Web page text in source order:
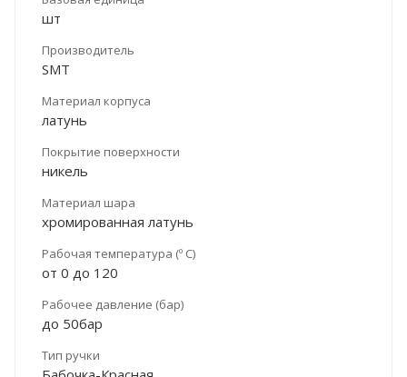
шт
Производитель
SMT
Материал корпуса
латунь
Покрытие поверхности
никель
Материал шара
хромированная латунь
Рабочая температура (º С)
от 0 до 120
Рабочее давление (бар)
до 50бар
Тип ручки